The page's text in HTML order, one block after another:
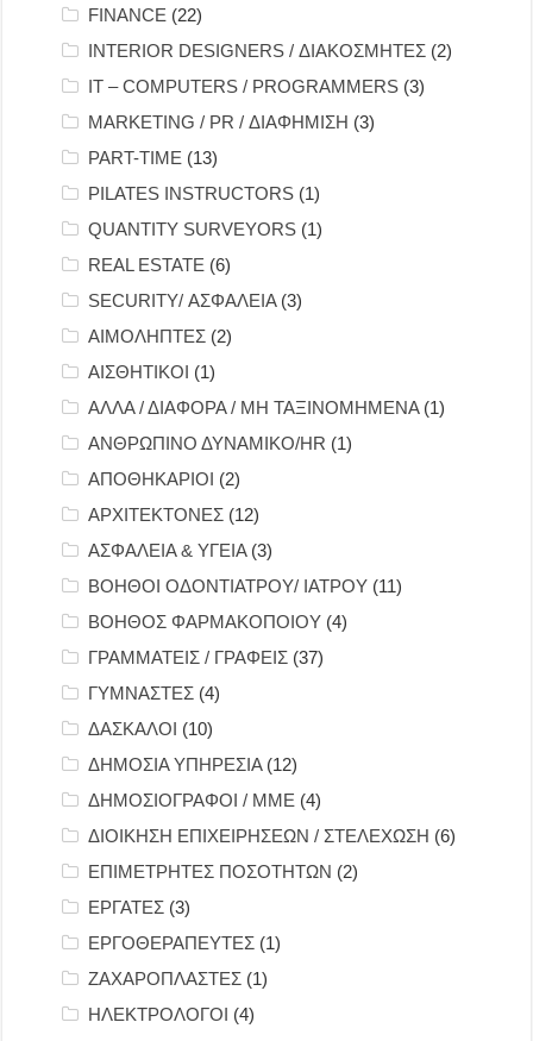
FINANCE (22)
INTERIOR DESIGNERS / ΔΙΑΚΟΣΜΗΤΕΣ (2)
IT – COMPUTERS / PROGRAMMERS (3)
MARKETING / PR / ΔΙΑΦΗΜΙΣΗ (3)
PART-TIME (13)
PILATES INSTRUCTORS (1)
QUANTITY SURVEYORS (1)
REAL ESTATE (6)
SECURITY/ ΑΣΦΑΛΕΙΑ(3)
ΑΙΜΟΛΗΠΤΕΣ (2)
ΑΙΣΘΗΤΙΚΟΙ (1)
ΑΛΛΑ / ΔΙΑΦΟΡΑ / ΜΗ ΤΑΞΙΝΟΜΗΜΕΝΑ(1)
ΑΝΘΡΩΠΙΝΟ ΔΥΝΑΜΙΚΟ/HR (1)
ΑΠΟΘΗΚΑΡΙΟΙ (2)
ΑΡΧΙΤΕΚΤΟΝΕΣ (12)
ΑΣΦΑΛΕΙΑ & ΥΓΕΙΑ(3)
ΒΟΗΘΟΙ ΟΔΟΝΤΙΑΤΡΟΥ/ ΙΑΤΡΟΥ (11)
ΒΟΗΘΟΣ ΦΑΡΜΑΚΟΠΟΙΟΥ (4)
ΓΡΑΜΜΑΤΕΙΣ / ΓΡΑΦΕΙΣ (37)
ΓΥΜΝΑΣΤΕΣ (4)
ΔΑΣΚΑΛΟΙ (10)
ΔΗΜΟΣΙΑ ΥΠΗΡΕΣΙΑ(12)
ΔΗΜΟΣΙΟΓΡΑΦΟΙ / ΜΜΕ (4)
ΔΙΟΙΚΗΣΗ ΕΠΙΧΕΙΡΗΣΕΩΝ / ΣΤΕΛΕΧΩΣΗ (6)
ΕΠΙΜΕΤΡΗΤΕΣ ΠΟΣΟΤΗΤΩΝ (2)
ΕΡΓΑΤΕΣ (3)
ΕΡΓΟΘΕΡΑΠΕΥΤΕΣ (1)
ΖΑΧΑΡΟΠΛΑΣΤΕΣ (1)
ΗΛΕΚΤΡΟΛΟΓΟΙ (4)